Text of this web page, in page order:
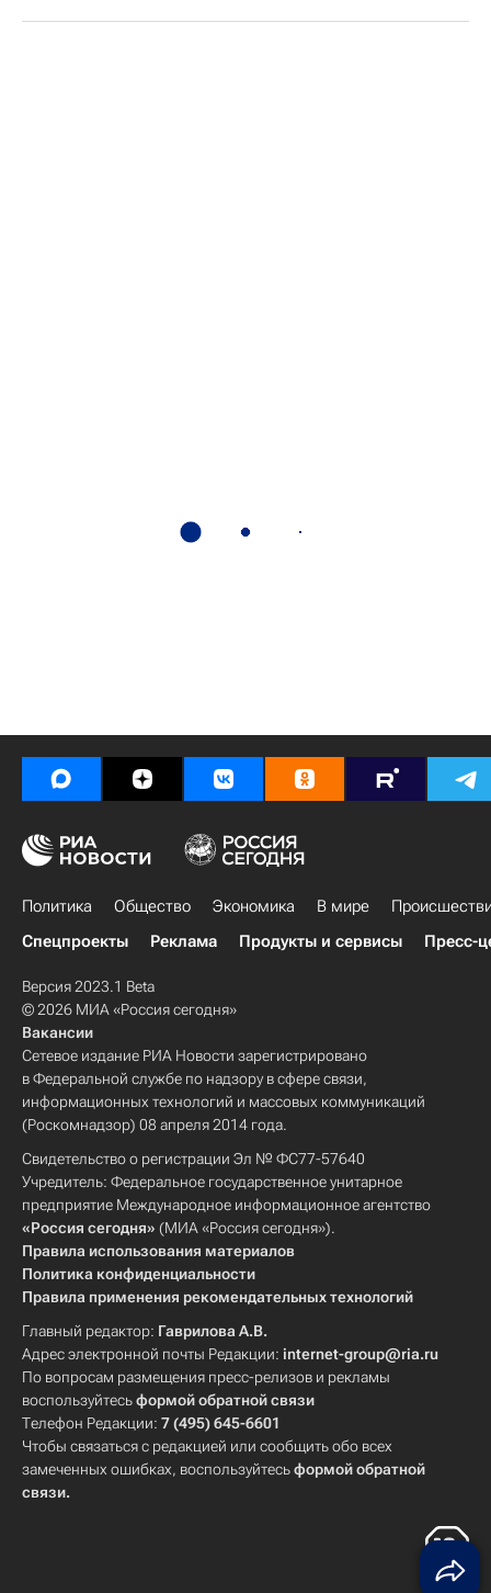
Политика Общество Экономика В мире
Спецпроекты
Реклама Продукты и сервисы Пресс-
Версия 2023.1 Beta
© 2026 МИА «Россия сегодня»
Вакансии
Сетевое издание РИА Новости зарегистрировано
в Федеральной службе по надзору в сфере связи,
информационных технологий и массовых коммуникаций
(Роскомнадзор) 08 апреля 2014 года.
Свидетельство о регистрации Эл № ФС77-57640
Учредитель: Федеральное государственное унитарное
предприятие Международное информационное агентство
«Россия сегодня» (МИА «Россия сегодня»).
Правила использования материалов
Политика конфиденциальности
Правила применения рекомендательных технологий
Главный редактор: Гаврилова А.В.
Адрес электронной почты Редакции: internet-group@ria.ru
По вопросам размещения пресс-релизов и рекламы
воспользуйтесьформой обратной связи
Телефон Редакции: 7 (495) 645-6601
Чтобы связаться с редакцией или сообщить обо всех
замеченных ошибках, воспользуйтесьформой обратной
связи.